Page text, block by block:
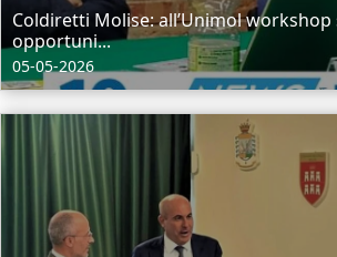
Coldiretti Molise: all’Unimol workshop
opportuni...
05-05-2026